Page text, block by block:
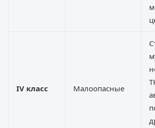
IV класс Малоопасные